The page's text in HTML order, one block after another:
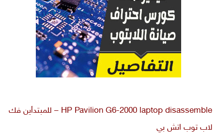
HP Pavilion G6-2000 laptop disassemble – للمبتدأين فك
لاب توب اتش بي